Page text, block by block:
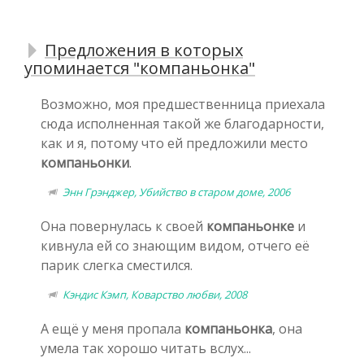
Предложения в которых
упоминается "компаньонка"
Возможно, моя предшественница приехала
сюда исполненная такой же благодарности,
как и я, потому что ей предложили место
компаньонки.
Энн Грэнджер, Убийство в старом доме, 2006
Она повернулась к своей компаньонке и
кивнула ей со знающим видом, отчего её
парик слегка сместился.
Кэндис Кэмп, Коварство любви, 2008
А ещё у меня пропала компаньонка, она
умела так хорошо читать вслух...